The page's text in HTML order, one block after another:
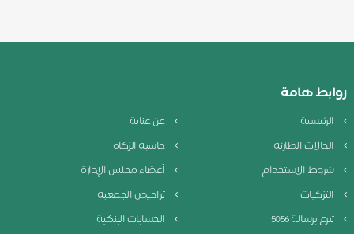
روابط هامة
الرئيسية
عن عناية
الحالات الطارئة
حاسبة الزكاة
شروط الاستخدام
أعضاء مجلس الإدارة
التزكيات
تراخيص الجمعية
تبرع برسالة 5056
الحسابات البنكية